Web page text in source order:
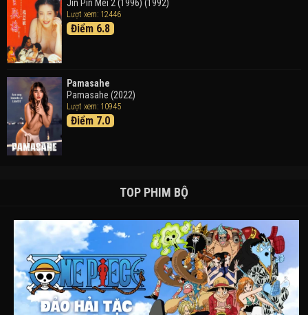
Jin Pin Mei 2 (1996) (1992)
Lượt xem: 12446
Điểm 6.8
Pamasahe
Pamasahe (2022)
Lượt xem: 10945
Điểm 7.0
TOP PHIM BỘ